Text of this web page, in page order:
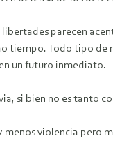
parecen
tiempo. Todo tipo
un futuro inmediato.
si bien no es tanto
menos violencia pero